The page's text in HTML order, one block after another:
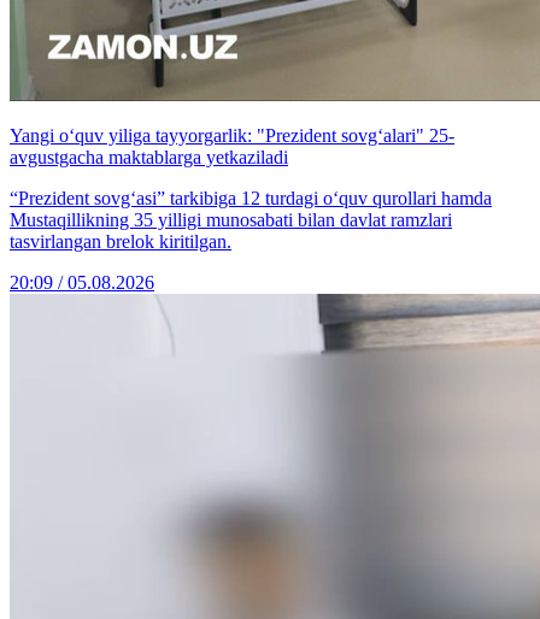
Yangi o‘quv yiliga tayyorgarlik: "Prezident sovg‘alari" 25-
avgustgacha maktablarga yetkaziladi
“Prezident sovg‘asi” tarkibiga 12 turdagi o‘quv qurollari hamda
Mustaqillikning 35 yilligi munosabati bilan davlat ramzlari
tasvirlangan brelok kiritilgan.
20:09 / 05.08.2026